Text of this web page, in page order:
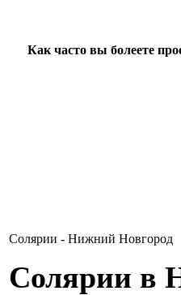
Как часто вы болеете
Солярии - Нижний Новгород
Солярии в